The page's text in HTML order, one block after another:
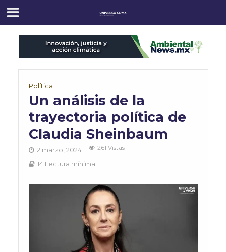
Política
Un análisis de la
trayectoria política de
Claudia Sheinbaum
2 marzo, 2024 261 Vistas
14 Lectura mínima